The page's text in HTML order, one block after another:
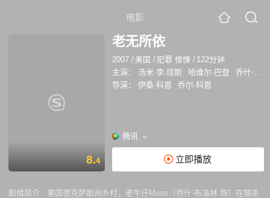
电影
8.4
老无所依
2007 / 美国 /犯罪 惊悚 / 122分钟
主演：
汤米·李·琼斯 哈维尔·巴登
乔什·布洛林
导演：
伊桑·科恩 乔尔·科恩
腾讯
立即播放
剧情简介 : 美国德克萨斯州乡村，老牛仔Moss（乔什·布洛林 饰）在猎杀